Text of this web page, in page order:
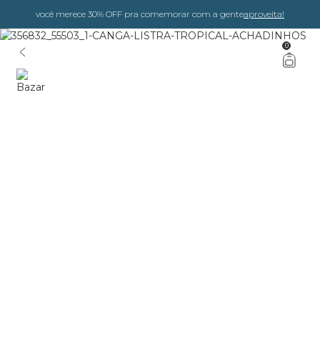
você merece 30% OFF pra comemorar com a genteaproveita!
0